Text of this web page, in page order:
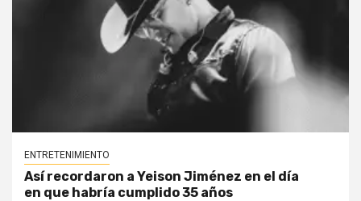
ENTRETENIMIENTO
Así recordaron a Yeison Jiménez en el día
en que habría cumplido 35 años